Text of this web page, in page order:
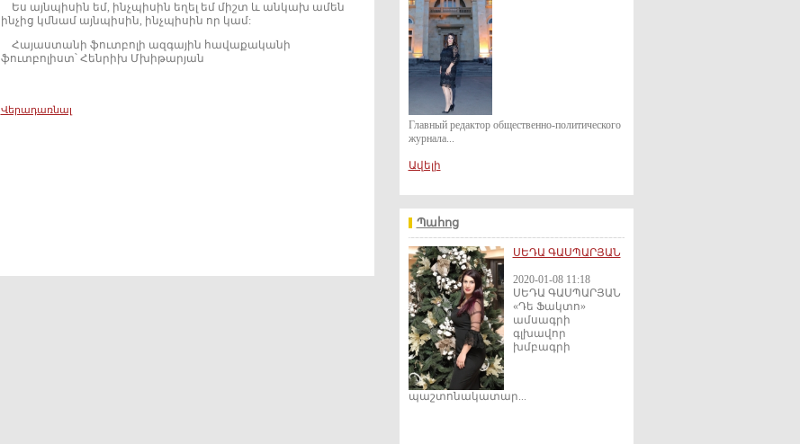
Ես այնպիսին եմ, ինչպիսին եղել եմ միշտ և անկախ ամեն
ինչից կմնամ այնպիսին, ինչպիսին որ կամ:
Հայաստանի ֆուտբոլի ազգային հավաքականի
ֆուտբոլիստ՝ Հենրիխ Մխիթարյան
Վերադառնալ
Главный редактор общественно-политического
журнала...
Ավելի
Պահոց
ՍԵԴԱ ԳԱՍՊԱՐՅԱՆ
2020-01-08 11:18
ՍԵԴԱ ԳԱՍՊԱՐՅԱՆ
«Դե Ֆակտո»
ամսագրի
գլխավոր
խմբագրի
պաշտոնակատար...